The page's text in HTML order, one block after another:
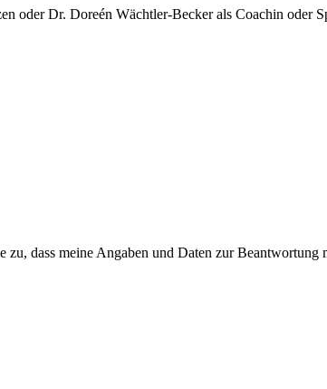
oder Dr. Doreén Wächtler-Becker als Coachin oder
zu, dass meine Angaben und Daten zur